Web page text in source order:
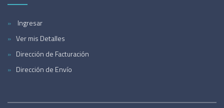
Ingresar
Ver mis Detalles
Dirección de Facturación
Dirección de Envío